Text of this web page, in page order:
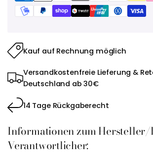
Kauf auf Rechnung möglich
Versandkostenfreie Lieferung &
Deutschland ab 30€
14 Tage Rückgaberecht
Informationen zum Hersteller/
Verantwortlicher: